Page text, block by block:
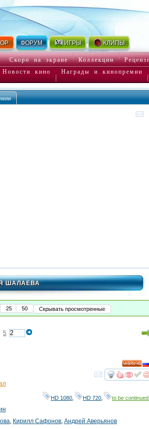
ФОРУМ ИГРЫ КЛИПЫ
Скоро на экране Коллекции
Новости кино
Награды и кинопремии
ШАЛАЕВА
25 50 Скрывать просмотренные
5
HD
HD 1080 HD 720 to be
, Кирилл Сафонов, Андрей Аверьянов